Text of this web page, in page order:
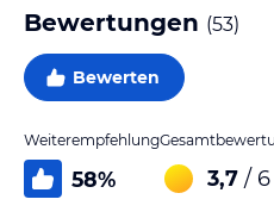
Bewertungen (53)
Bewerten
Weiterempfehlung
58% 3,7 / 6